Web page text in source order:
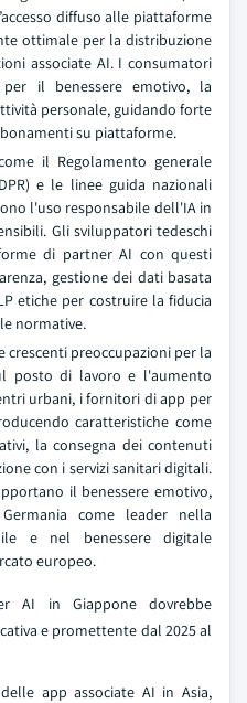
diffuso alle piattaforme
ottimale per la distribuzione
associate AI. I consumatori
il benessere emotivo, la
personale, guidando forte
su piattaforme.
il Regolamento generale
e le linee guida nazionali
l'uso responsabile dell'IA in
Gli sviluppatori tedeschi
di partner AI con questi
gestione dei dati basata
etiche per costruire la fiducia
normative.
crescenti preoccupazioni per la
posto di lavoro e l'aumento
urbani, i fornitori di app per
caratteristiche come
la consegna dei contenuti
con i servizi sanitari digitali.
il benessere emotivo,
come leader nella
e nel benessere digitale
europeo.
AI in Giappone dovrebbe
e promettente dal 2025 al
app associate AI in Asia,